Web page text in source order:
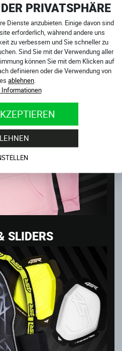
PRIVATSPHÄRE
Dienste anzubieten. Einige davon sind
erforderlich, während andere uns
zu verbessern und Sie schneller zu
Sind Sie mit der Verwendung aller
können Sie mit dem Klicken auf
definieren oder die Verwendung von
ablehnen.
Informationen
SLIDERS